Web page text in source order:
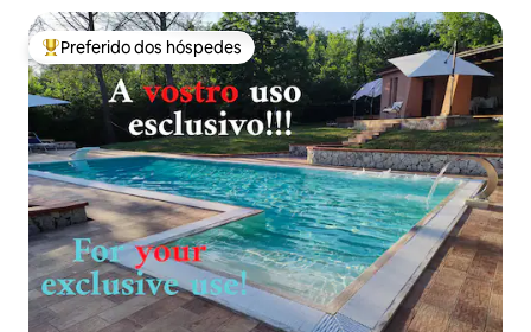
Entre os melhores preferidos dos hóspedes
Preferido dos hóspedes